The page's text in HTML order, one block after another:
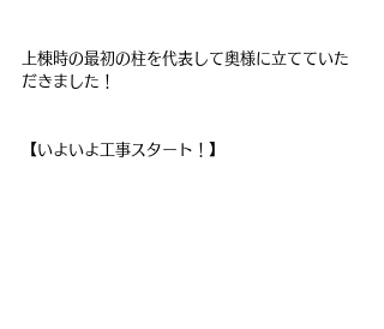
上棟時の最初の柱を代表して奥様に立てていた
だきました！
【いよいよ工事スタート！】